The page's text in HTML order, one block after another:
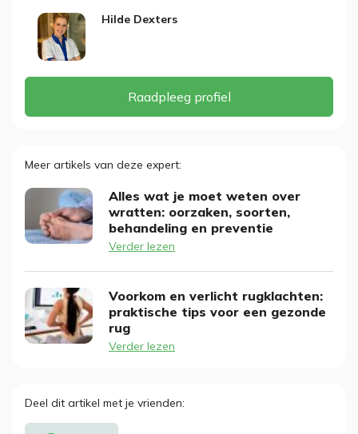
Hilde Dexters
Raadpleeg profiel
Meer artikels van deze expert
Alles wat je moet weten over
wratten: oorzaken, soorten,
behandeling en preventie
Verder lezen
Voorkom en verlicht rugklachten:
praktische tips voor een gezonde
rug
Verder lezen
Deel dit artikel met je vrienden